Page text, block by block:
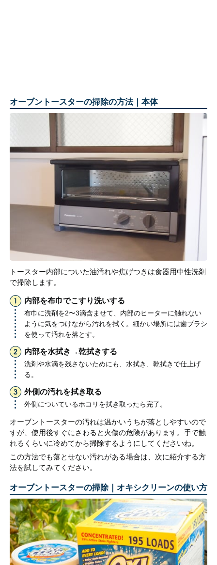
オーブントースターの掃除の方法｜本体
トースター内部についた油汚れや焦げつきは食器用中性洗剤
で掃除します。
内部を布巾でこすり洗いする
布巾に洗剤を2〜3滴含ませて、内部のヒーターに触れない
ように気をつけながら汚れを拭く。細かい場所には歯ブラシ
を使って汚れを落とす。
内部を水拭き→乾拭きする
洗剤や水滴を残さないためにも、水拭き、乾拭きで仕上げ
る。
外側の汚れを拭き取る
外側についているホコリを拭き取ったら完了。
オーブントースターの汚れは温かいうちが落としやすいので
すが、使用後すぐにさわると火傷の危険があります。手で触
れるくらいに冷めてから掃除するようにしてくださいね。
この方法でも落とせない汚れがある場合は、次に紹介する方
法を試してみてください。
オーブントースターの掃除｜オキシクリーンの使い方